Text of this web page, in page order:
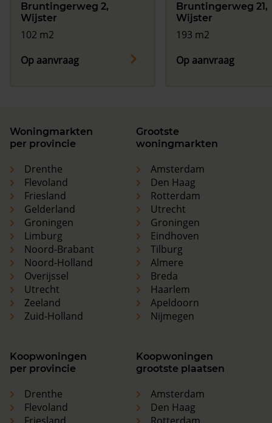
Bruntingerweg 2,
Wijster
102 m2
Op aanvraag
Bruntingerweg 21,
Wijster
193 m2
Op aanvraag
Woningmarkten
per provincie
Drenthe
Flevoland
Friesland
Gelderland
Groningen
Limburg
Noord-Brabant
Noord-Holland
Overijssel
Utrecht
Zeeland
Zuid-Holland
Grootste
woningmarkten
Amsterdam
Den Haag
Rotterdam
Utrecht
Groningen
Eindhoven
Tilburg
Almere
Breda
Haarlem
Apeldoorn
Nijmegen
Koopwoningen
per provincie
Drenthe
Flevoland
Koopwoningen
grootste plaatsen
Amsterdam
Den Haag